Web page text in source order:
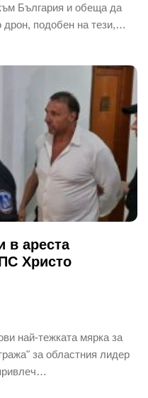
България и обеща да
дрон, подобен на тези,…
в ареста
Христо
най-тежката мярка за
за областния лидер